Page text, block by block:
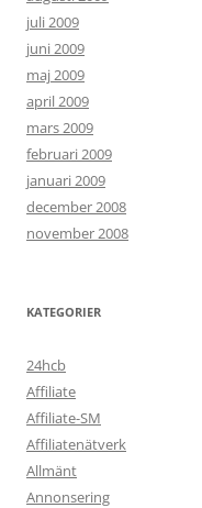
juli 2009
juni 2009
maj 2009
april 2009
mars 2009
februari 2009
januari 2009
december 2008
november 2008
KATEGORIER
24hcb
Affiliate
Affiliate-SM
Affiliatenätverk
Allmänt
Annonsering